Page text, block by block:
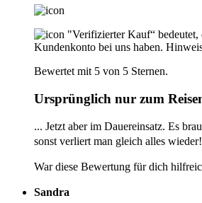
"Verifizierter Kauf“ bedeutet,
Kundenkonto bei uns haben.
Bewertet mit 5 von 5 Sternen.
Ursprünglich nur zum
... Jetzt aber im Dauereinsatz. Es
sonst verliert man gleich alles
War diese Bewertung für dich
Sandra